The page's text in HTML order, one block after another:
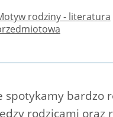
rodziny - literatura
spotykamy bardzo
rodzicami oraz